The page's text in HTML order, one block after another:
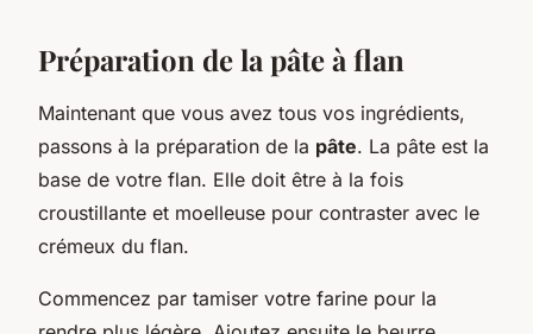
Préparation de la pâte à flan
Maintenant que vous avez tous vos ingrédients,
passons à la préparation de la pâte. La pâte est la
base de votre flan. Elle doit être à la fois
croustillante et moelleuse pour contraster avec le
crémeux du flan.
Commencez par tamiser votre farine pour la